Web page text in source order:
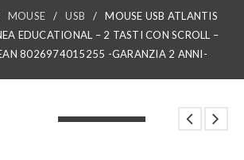
MOUSE / USB /
MOUSE USB ATLANTIS
EDUCATIONAL – 2 TASTI CON SCROLL –
8026974015255 -GARANZIA 2 ANNI-